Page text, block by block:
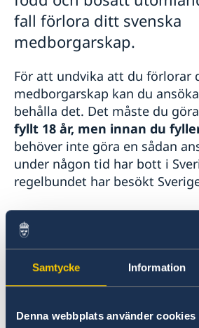
Samtycke Information
Denna webbplats använder cookies
minderårig
Ansökan om provisoriskt pass
Samordningsnummer
Gifta sig utomlands
Vigsel inför svensk vigselförrättare
Vigsel inför tysk/utländsk
Körkort
Reseinformation
Ambassadens reseinformation
Aktuella händelser
Allmänna säkerhetsläget
Terrorism
Naturförhållanden och katastrofer
In- och utresebestämmelser
Lokala lagar och sedvänjor
Kriminalitet och personlig säkerhet
Resa i landet
fall förlora ditt svenska
medborgarskap.
För att undvika att du förlorar
medborgarskap kan du
behålla det. Det måste du göra
fyllt 18 år, men innan du
behöver inte göra en sådan
under någon tid har bott i
regelbundet har besökt
Du förlorar inte ditt svenska
om detta skulle leda till att
Du förlorar ditt svenska
fyller 22 år om du
är född utanför Sverige